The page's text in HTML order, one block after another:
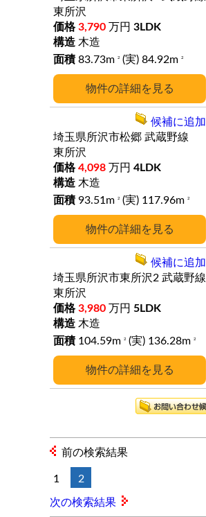
詳細
東所沢
3,790 万円 3LDK
木造
83.73m
2 (実) 84.92m 2
詳細
埼玉県所沢市松郷 武蔵野線
東所沢
4,098 万円 4LDK
木造
93.51m
2 (実) 117.96m 2
候補に追加
詳細
埼玉県所沢市東所沢2 武蔵野線
東所沢
3,980 万円 5LDK
木造
104.59m
2 (実) 136.28m 2
候補に追加
前の検索結果
1 2
次の検索結果